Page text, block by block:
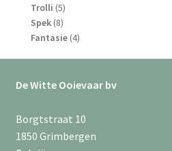
Trolli 55
producten
Spek 88
producten
Fantasie 44
De Witte Ooievaar bv
Borgtstraat 10
1850 Grimbergen